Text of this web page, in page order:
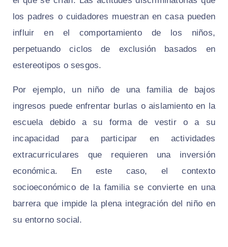
los padres o cuidadores muestran en casa pueden
influir en el comportamiento de los niños,
perpetuando ciclos de exclusión basados en
estereotipos o sesgos.
Por ejemplo, un niño de una familia de bajos
ingresos puede enfrentar burlas o aislamiento en la
escuela debido a su forma de vestir o a su
incapacidad para participar en actividades
extracurriculares que requieren una inversión
económica. En este caso, el contexto
socioeconómico de la familia se convierte en una
barrera que impide la plena integración del niño en
su entorno social.